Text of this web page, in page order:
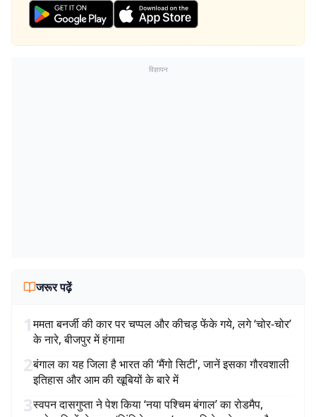
विज्ञापन
जरूर पढ़ें
1ममता बनर्जी की कार पर चप्पल और कीचड़ फेंके गये, लगे ‘चोर-चोर’
के नारे, बीजपुर में हंगामा
2बंगाल का यह जिला है भारत की ‘मैंगो सिटी’, जानें इसका गौरवशाली
इतिहास और आम की खूबियों के बारे में
3स्वपन दासगुप्ता ने पेश किया ‘नया पश्चिम बंगाल’ का रोडमैप,